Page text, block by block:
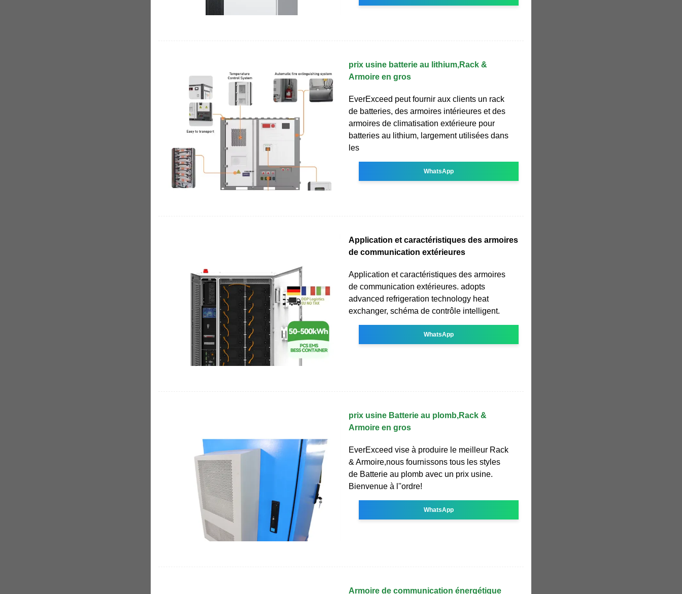
prix usine batterie au lithium,Rack &
Armoire en gros
EverExceed peut fournir aux clients un rack
de batteries, des armoires intérieures et des
armoires de climatisation extérieure pour
batteries au lithium, largement utilisées dans
les
WhatsApp
Application et caractéristiques des armoires
de communication extérieures
Application et caractéristiques des armoires
de communication extérieures. adopts
advanced refrigeration technology heat
exchanger, schéma de contrôle intelligent.
WhatsApp
prix usine Batterie au plomb,Rack &
Armoire en gros
EverExceed vise à produire le meilleur Rack
& Armoire,nous fournissons tous les styles
de Batterie au plomb avec un prix usine.
Bienvenue à l''ordre!
WhatsApp
Armoire de communication énergétique